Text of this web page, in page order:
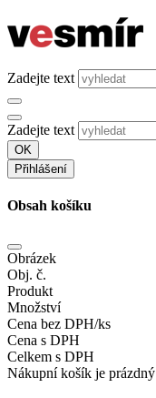
Zadejte text
Zadejte text
OK
Přihlášení
Obsah košíku
Obrázek
Obj. č.
Produkt
Množství
Cena bez DPH/ks
Cena s DPH
Celkem s DPH
Nákupní košík je prázdný